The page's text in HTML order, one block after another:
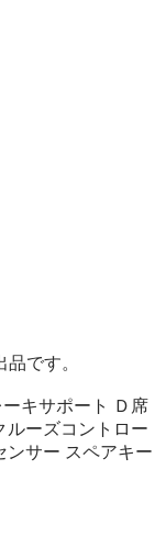
です。
キサポート Ｄ席
ルーズコントロー
ンサー スペアキー